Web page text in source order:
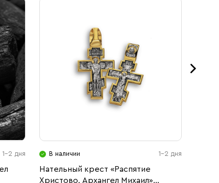
1-2 дня В наличии 1-2 дня
Нательный крест «Распятие
Христово. Архангел Михаил»